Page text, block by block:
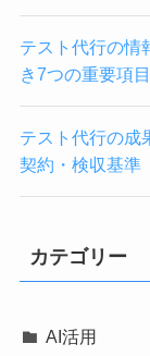
テスト代行の情
き7つの重要項目
テスト代行の成
契約・検収基準
カテゴリー
AI活用